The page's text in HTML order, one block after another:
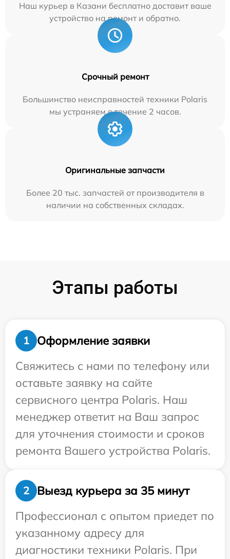
Наш курьер в Казани бесплатно доставит ваше
устройство на ремонт и обратно.
Срочный ремонт
Большинство неисправностей техники Polaris
мы устраняем в течение 2 часов.
Оригинальные запчасти
Более 20 тыс. запчастей от производителя в
наличии на собственных складах.
Этапы работы
1
Оформление заявки
Свяжитесь с нами по телефону или
оставьте заявку на сайте
сервисного центра Polaris. Наш
менеджер ответит на Ваш запрос
для уточнения стоимости и сроков
ремонта Вашего устройства Polaris.
2
Выезд курьера за 35 минут
Профессионал с опытом приедет по
указанному адресу для
диагностики техники Polaris. При